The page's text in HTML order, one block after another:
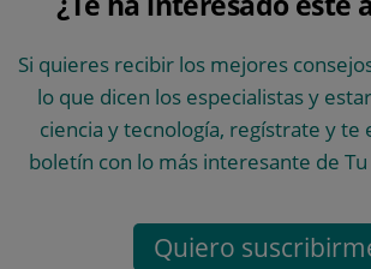
Si quieres recibir los mejores
lo que dicen los especialistas y
ciencia y tecnología, regístrate y te
boletín con lo más interesante de Tu
Quiero